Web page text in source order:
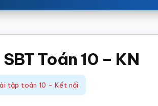
Toán 10 – KN
tập toán 10 - Kết nối